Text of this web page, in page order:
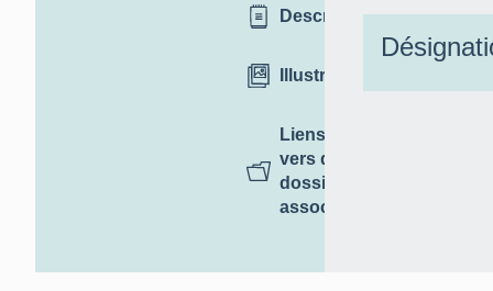
Description
Illustrations
Liens
vers des
dossiers
associés